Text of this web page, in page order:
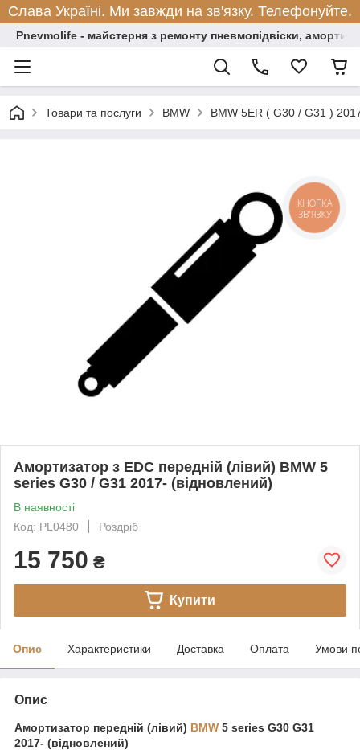
Слава Україні. Ми завжди на зв'язку. Телефонуйте.
Pnevmolife - майстерня з ремонту пневмопідвіски,
Товари та послуги BMW BMW 5ER ( G30 / G31 )
Амортизатор з EDC передній (лівий) BMW 5
series G30 / G31 2017- (відновлений)
В наявності
Код: PL0480
Роздріб
15 750 ₴
Купити
Опис Характеристики Доставка Оплата Умови
Опис
Амортизатор передній (лівий) BMW 5 series G30 G31
2017- (відновлений)
КНОПКА
ЗВ'ЯЗКУ